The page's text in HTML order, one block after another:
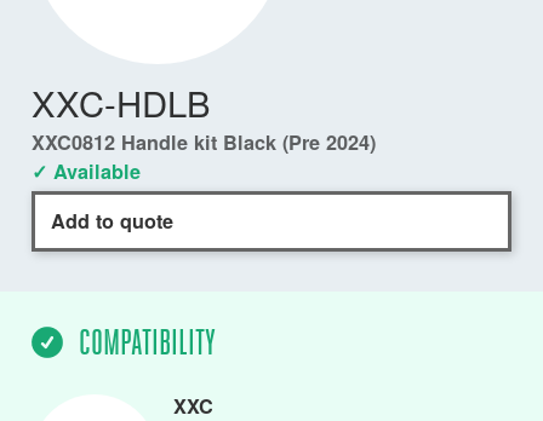
XXC-HDLB
XXC0812 Handle kit Black (Pre 2024)
✓ Available
Add to quote
COMPATIBILITY
XXC